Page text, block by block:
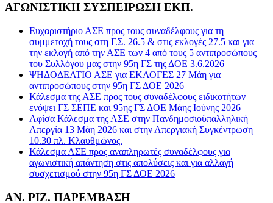
ΑΓΩΝΙΣΤΙΚΗ ΣΥΣΠΕΙΡΩΣΗ ΕΚΠ.
Ευχαριστήριο ΑΣΕ προς τους συναδέλφους για τη
συμμετοχή τους στη Γ.Σ. 26.5 & στις εκλογές 27.5 και για
την εκλογή από την ΑΣΕ των 4 από τους 5 αντιπροσώπους
του Συλλόγου μας στην 95η ΓΣ της ΔΟΕ 3.6.2026
ΨΗΔΟΔΕΛΤΙΟ ΑΣΕ για ΕΚΛΟΓΕΣ 27 Μάη για
αντιπροσώπους στην 95η ΓΣ ΔΟΕ 2026
Κάλεσμα της ΑΣΕ προς τους συναδέλφους ειδικοτήτων
ενόψει ΓΣ ΣΕΠΕ και 95ης ΓΣ ΔΟΕ Μάης Ιούνης 2026
Αφίσα Κάλεσμα της ΑΣΕ στην Πανδημοσιοϋπαλληλική
Απεργία 13 Μάη 2026 και στην Απεργιακή Συγκέντρωση
10.30 πλ. Κλαυθμώνος.
Κάλεσμα ΑΣΕ προς αναπληρωτές συναδέλφους για
αγωνιστική απάντηση στις απολύσεις και για αλλαγή
συσχετισμού στην 95η ΓΣ ΔΟΕ 2026
ΑΝ. ΡΙΖ. ΠΑΡΕΜΒΑΣΗ